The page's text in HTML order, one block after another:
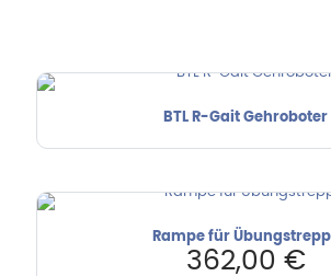
BTL R-Gait Gehroboter
Rampe für
362,00 €